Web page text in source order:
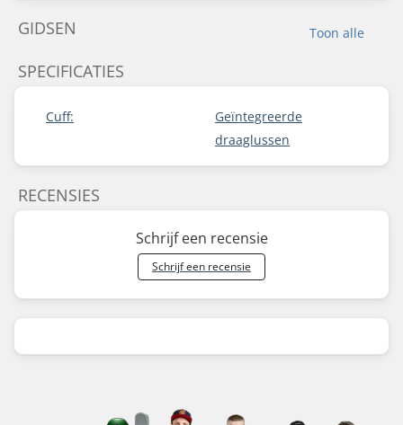
Toon alle
GIDSEN
SPECIFICATIES
Cuff:
Geïntegreerde
draaglussen
RECENSIES
Schrijf een recensie
Schrijf een recensie